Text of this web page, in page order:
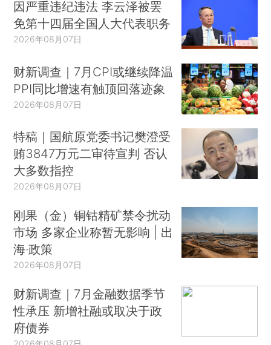
因严重违纪违法 李云泽被罢
免第十四届全国人大代表职务
2026年08月07日
财新调查｜7月CPI或继续降温
PPI同比增速有触顶回落迹象
2026年08月07日
特稿｜国航原党委书记樊澄受
贿3847万元二审待宣判 否认
大多数指控
2026年08月07日
刚果（金）铜钴精矿禁令扰动
市场 多家企业称暂无影响 | 出
海·政策
2026年08月07日
财新调查｜7月金融数据季节
性承压 新增社融或取决于政
府债券